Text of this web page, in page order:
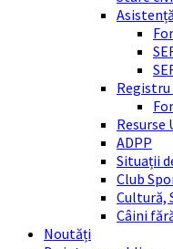
Resurse
ADPP
Situații
Club
Cultură,
Câini
Noutăți